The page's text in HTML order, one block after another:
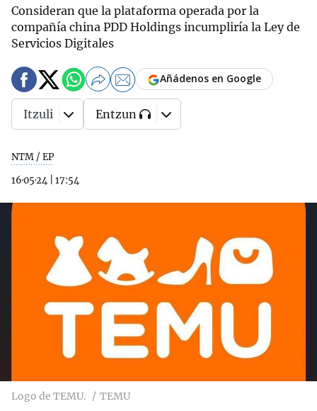
Consideran que la plataforma operada por la
compañía china PDD Holdings incumpliría la Ley de
Servicios Digitales
NTM / EP
16·05·24
17:54
Añádenos en Google
Itzuli Entzun
Logo de TEMU. TEMU